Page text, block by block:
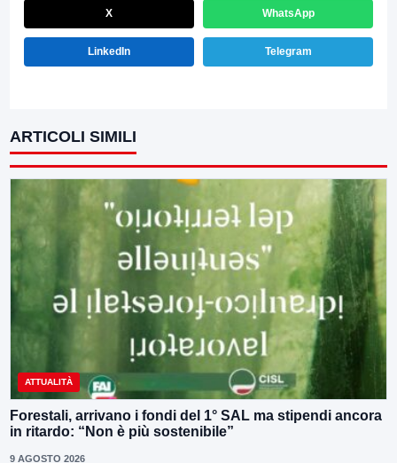
X WhatsApp
LinkedIn Telegram
ARTICOLI SIMILI
ATTUALITÀ
Forestali, arrivano i fondi del 1° SAL ma stipendi ancora
in ritardo: “Non è più sostenibile”
9 AGOSTO 2026